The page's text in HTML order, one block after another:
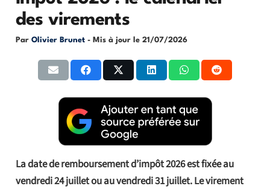
des virements
Par Olivier Brunet - Mis à jour le 21/07/2026
La date de remboursement d’impôt 2026 est fixée au
vendredi 24 juillet ou au vendredi 31 juillet. Le virement